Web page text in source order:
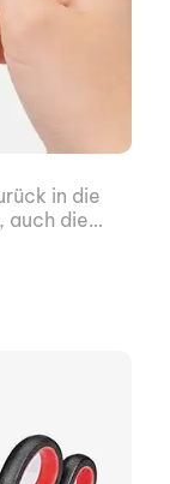
in die
auch die